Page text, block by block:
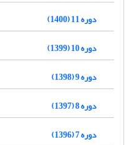
دوره 11 (1400)
دوره 10 (1399)
دوره 9 (1398)
دوره 8 (1397)
دوره 7 (1396)